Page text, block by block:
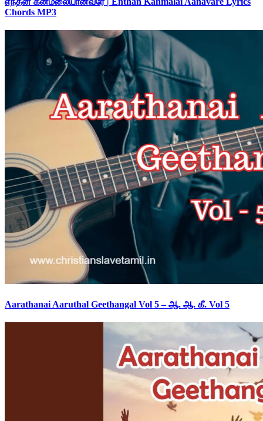
Chords MP3
Aarathanai Aaruthal Geethangal Vol 5 – ஆ. ஆ. கீ. Vol 5